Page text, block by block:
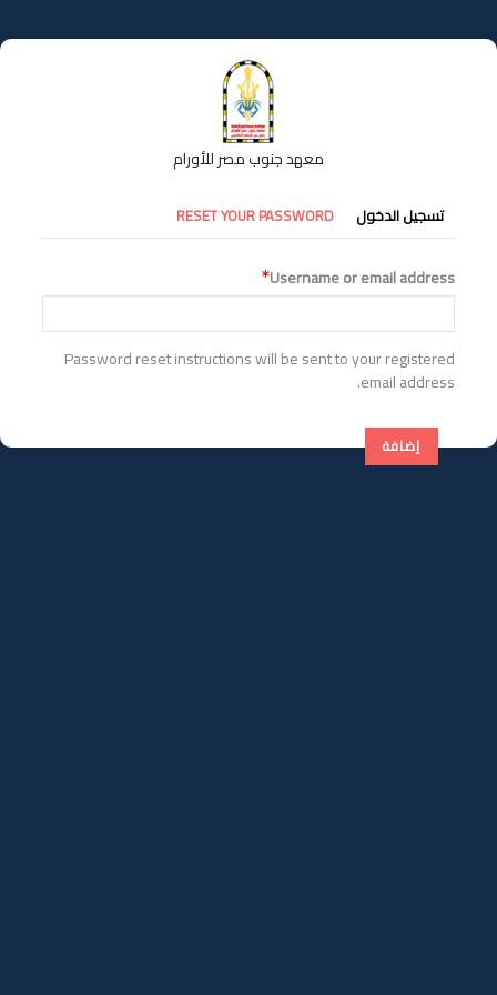
إلى
المحتوى
معهد جنوب مصر للأورام
التبويبات
الأساسية
تسجيل الدخول RESET YOUR PASSWORD
Username or email address
Password reset instructions will be sent to your registered
email address.